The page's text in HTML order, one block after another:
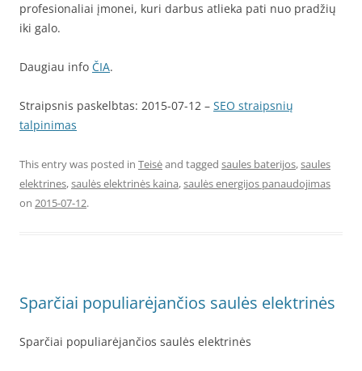
profesionaliai įmonei, kuri darbus atlieka pati nuo pradžių
iki galo.
Daugiau info ČIA.
Straipsnis paskelbtas: 2015-07-12 – SEO straipsnių
talpinimas
This entry was posted in Teisėand tagged saules baterijos,saules
elektrines,saulės elektrinės kaina,saulės energijos panaudojimas
on 2015-07-12.
Sparčiai populiarėjančios saulės elektrinės
Sparčiai populiarėjančios saulės elektrinės